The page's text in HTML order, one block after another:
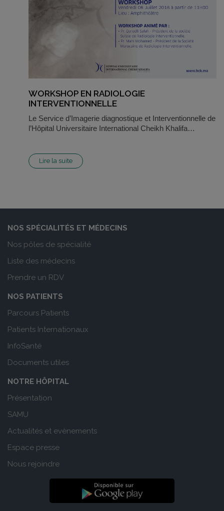
WORKSHOP EN RADIOLOGIE
INTERVENTIONNELLE
Le Service d’Imagerie diagnostique et Interventionnelle de
l’Hôpital Universitaire International Cheikh Khalifa…
Lire la suite
NOS SPÉCIALITÉS ET MÉDECINS
Nos pôles de spécialité
Liste des médecins
Prendre un RDV
NOS PATIENTS
Parcours Patients
Patients Internationaux
InfoSanté
Documents utiles
NOTRE HÔPITAL
Présentation
SAMU
Actualités et evènements
Espace presse
Nous rejoindre